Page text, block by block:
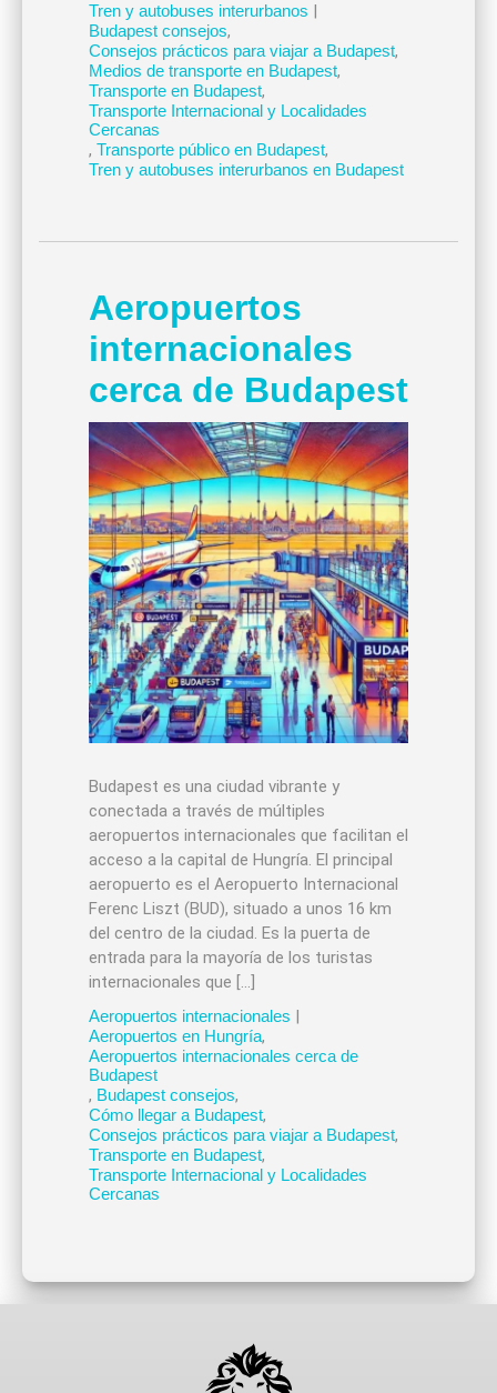
Tren y autobuses interurbanos
Budapest consejos,
Consejos prácticos para viajar a Budapest,
Medios de transporte en Budapest,
Transporte en Budapest,
Transporte Internacional y Localidades
Cercanas
, Transporte público en Budapest,
Tren y autobuses interurbanos en Budapest
Aeropuertos
internacionales
cerca de Budapest
Budapest es una ciudad vibrante y
conectada a través de múltiples
aeropuertos internacionales que facilitan el
acceso a la capital de Hungría. El principal
aeropuerto es el Aeropuerto Internacional
Ferenc Liszt (BUD), situado a unos 16 km
del centro de la ciudad. Es la puerta de
entrada para la mayoría de los turistas
internacionales que […]
Aeropuertos internacionales |
Aeropuertos en Hungría,
Aeropuertos internacionales cerca de
Budapest
, Budapest consejos,
Cómo llegar a Budapest,
Consejos prácticos para viajar a Budapest,
Transporte en Budapest,
Transporte Internacional y Localidades
Cercanas